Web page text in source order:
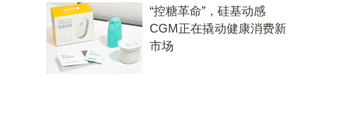
“控糖革命”，硅基动感
CGM正在撬动健康消费新
市场